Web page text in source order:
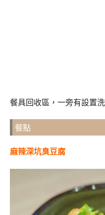
餐具回收區，一旁有設置
餐點
麻辣深坑臭豆腐